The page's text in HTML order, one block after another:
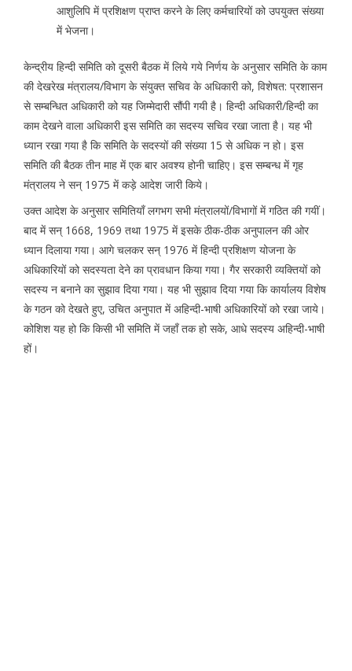
आशुलिपि में प्रशिक्षण प्राप्त करने के लिए कर्मचारियों को उपयुक्त संख्या
में भेजना।
केन्द्रीय हिन्दी समिति को दूसरी बैठक में लिये गये निर्णय के अनुसार समिति के काम
की देखरेख मंत्रालय/विभाग के संयुक्त सचिव के अधिकारी को, विशेषत: प्रशासन
से सम्बन्धित अधिकारी को यह जिम्मेदारी सौंपी गयी है। हिन्दी अधिकारी/हिन्दी का
काम देखने वाला अधिकारी इस समिति का सदस्य सचिव रखा जाता है। यह भी
ध्यान रखा गया है कि समिति के सदस्यों की संख्या 15 से अधिक न हो। इस
समिति की बैठक तीन माह में एक बार अवश्य होनी चाहिए। इस सम्बन्ध में गृह
मंत्रालय ने सन् 1975 में कड़े आदेश जारी किये।
उक्त आदेश के अनुसार समितियाँ लगभग सभी मंत्रालयों/विभागों में गठित की गयीं।
बाद में सन् 1668, 1969 तथा 1975 में इसके ठीक-ठीक अनुपालन की ओर
ध्यान दिलाया गया। आगे चलकर सन् 1976 में हिन्दी प्रशिक्षण योजना के
अधिकारियों को सदस्यता देने का प्रावधान किया गया। गैर सरकारी व्यक्तियों को
सदस्य न बनाने का सुझाव दिया गया। यह भी सुझाव दिया गया कि कार्यालय विशेष
के गठन को देखते हुए, उचित अनुपात में अहिन्दी-भाषी अधिकारियों को रखा जाये।
कोशिश यह हो कि किसी भी समिति में जहाँ तक हो सके, आधे सदस्य अहिन्दी-भाषी
हों।